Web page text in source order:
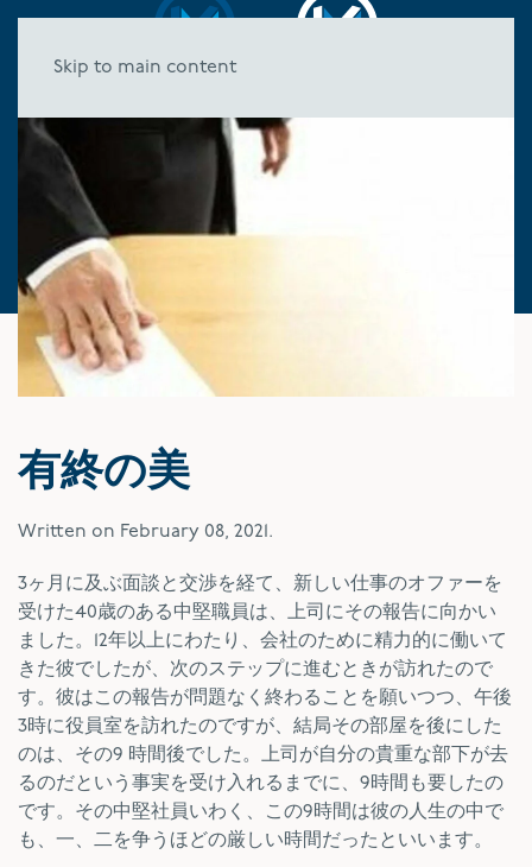
Skip to main content
有終の美
Written on February 08, 2021 .
3ヶ月に及ぶ面談と交渉を経て、新しい仕事のオファーを
受けた40歳のある中堅職員は、上司にその報告に向かい
ました。12年以上にわたり、会社のために精力的に働いて
きた彼でしたが、次のステップに進むときが訪れたので
す。彼はこの報告が問題なく終わることを願いつつ、午後
3時に役員室を訪れたのですが、結局その部屋を後にした
のは、その9 時間後でした。上司が自分の貴重な部下が去
るのだという事実を受け入れるまでに、9時間も要したの
です。その中堅社員いわく、この9時間は彼の人生の中で
も、一、二を争うほどの厳しい時間だったといいます。